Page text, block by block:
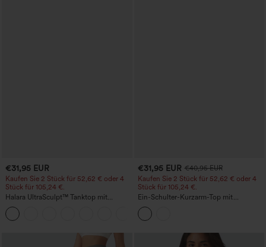
€31,95 EUR
Kaufen Sie 2 Stück für 52,62 € oder 4
Stück für 105,24 €.
Halara UltraSculpt™ Tanktop mit
Rundhalsausschnitt und
geschwungenem Saum
€31,95 EUR €40,95 EUR
Kaufen Sie 2 Stück für 52,62 € oder 4
Stück für 105,24 €.
Ein-Schulter-Kurzarm-Top mit
abgerundetem High-Low-Saum,
integriertem BH, gepunktet, lässig